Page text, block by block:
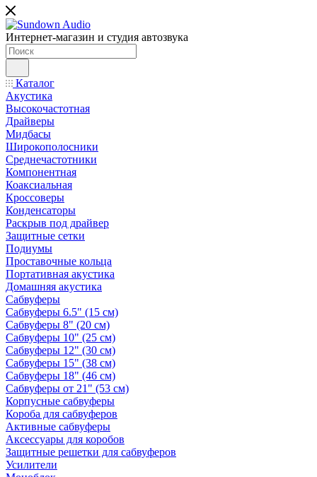
Интернет-магазин и студия автозвука
Каталог
Акустика
Высокочастотная
Драйверы
Мидбасы
Широкополосники
Среднечастотники
Компонентная
Коаксиальная
Кроссоверы
Конденсаторы
Раскрыв под драйвер
Защитные сетки
Подиумы
Проставочные кольца
Портативная акустика
Домашняя акустика
Сабвуферы
Сабвуферы 6.5" (15 см)
Сабвуферы 8" (20 см)
Сабвуферы 10" (25 см)
Сабвуферы 12" (30 см)
Сабвуферы 15" (38 см)
Сабвуферы 18" (46 см)
Сабвуферы от 21" (53 см)
Корпусные сабвуферы
Короба для сабвуферов
Активные сабвуферы
Аксессуары для коробов
Защитные решетки для сабвуферов
Усилители